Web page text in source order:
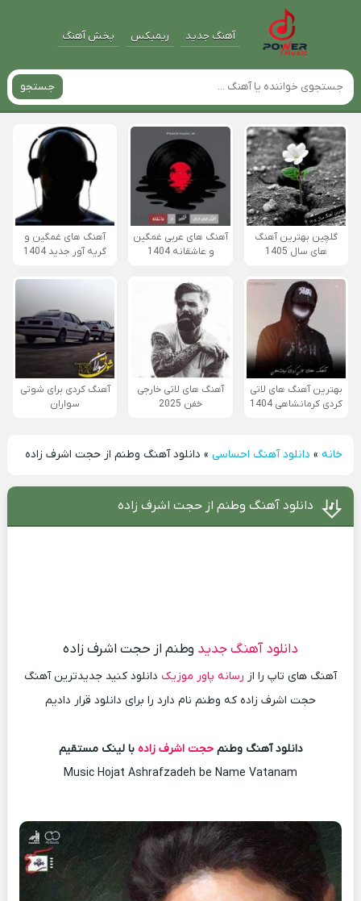
آهنگ جدید ریمیکس پخش آهنگ
جستجو
گلچین بهترین آهنگ
های سال 1405
آهنگ های عربی غمگین
و عاشقانه 1404
آهنگ های غمگین و
گریه آور جدید 1404
بهترین آهنگ های لاتی
کردی کرمانشاهی 1404
آهنگ های لاتی خارجی
خفن 2025
آهنگ کردی برای شوتی
سواران
خانه» دانلود آهنگ احساسی» دانلود آهنگ وطنم از حجت اشرف زاده
دانلود آهنگ وطنم از حجت اشرف زاده
دانلود آهنگ جدید وطنم از حجت اشرف زاده
آهنگ های تاپ را از رسانه پاور موزیک دانلود کنید جدیدترین آهنگ
حجت اشرف زاده که وطنم نام دارد را برای دانلود قرار دادیم
دانلود آهنگ وطنمحجت اشرف زادهبا لینک مستقیم
Music Hojat Ashrafzadeh be Name Vatanam